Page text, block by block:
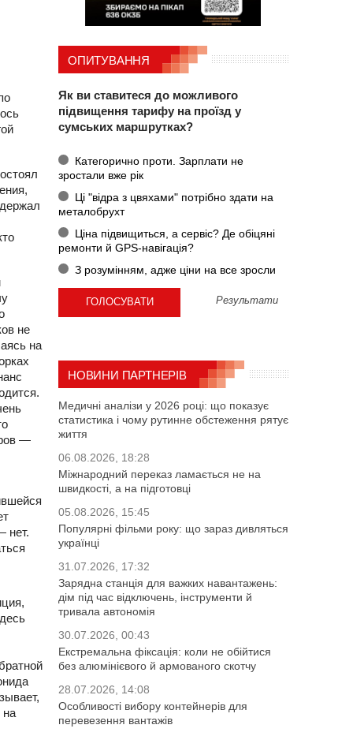
не
на
—
нет.
на
ОПИТУВАННЯ
Як ви ставитеся до можливого
підвищення тарифу на проїзд у
сумських маршрутках?
Категорично проти. Зарплати не
зростали вже рік
Ці "відра з цвяхами" потрібно здати на
металобрухт
Ціна підвищиться, а сервіс? Де обіцяні
ремонти й GPS-навігація?
З розумінням, адже ціни на все зросли
Результати
НОВИНИ ПАРТНЕРІВ
Медичні аналізи у 2026 році: що показує
статистика і чому рутинне обстеження рятує
життя
06.08.2026, 18:28
Міжнародний переказ ламається не на
швидкості, а на підготовці
05.08.2026, 15:45
Популярні фільми року: що зараз дивляться
українці
31.07.2026, 17:32
Зарядна станція для важких навантажень:
дім під час відключень, інструменти й
тривала автономія
30.07.2026, 00:43
Екстремальна фіксація: коли не обійтися
без алюмінієвого й армованого скотчу
28.07.2026, 14:08
Особливості вибору контейнерів для
перевезення вантажів